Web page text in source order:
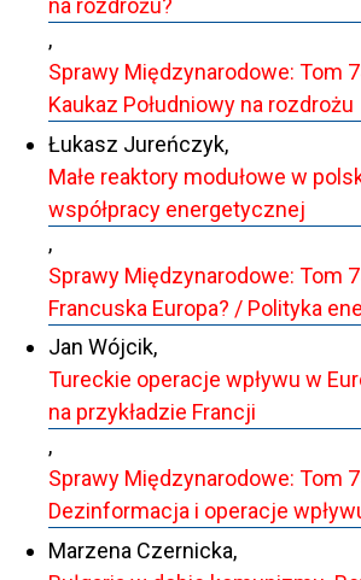
na rozdrożu?
,
Sprawy Międzynarodowe: Tom
Kaukaz Południowy na rozdrożu
Łukasz Jureńczyk,
Małe reaktory modułowe w
współpracy energetycznej
,
Sprawy Międzynarodowe: Tom
Francuska Europa? / Polityka
Jan Wójcik,
Tureckie operacje wpływu w
na przykładzie Francji
,
Sprawy Międzynarodowe: Tom
Dezinformacja i operacje
Marzena Czernicka,